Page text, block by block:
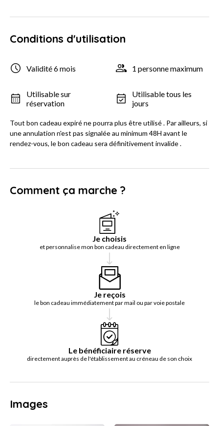
Conditions d'utilisation
Validité 6 mois 1 personne maximum
Utilisable sur
réservation
Utilisable tous les
jours
Tout bon cadeau expiré ne pourra plus être utilisé . Par ailleurs, si
une annulation n'est pas signalée au minimum 48H avant le
rendez-vous, le bon cadeau sera définitivement invalide .
Comment ça marche ?
Je choisis
et personnalise mon bon cadeau directement en ligne
Je reçois
le bon cadeau immédiatement par mail ou par voie postale
Le bénéficiaire réserve
directement auprès de l'établissement au créneau de son choix
Images